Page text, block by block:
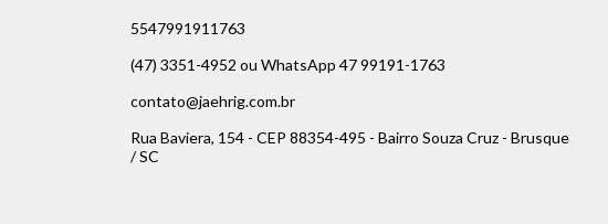
5547991911763
(47) 3351-4952 ou WhatsApp 47 99191-1763
contato@jaehrig.com.br
Rua Baviera, 154 - CEP 88354-495 - Bairro Souza Cruz - Brusque
/ SC